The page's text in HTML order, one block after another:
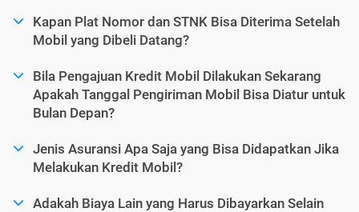
Kapan Plat Nomor dan STNK Bisa Diterima Setelah
Mobil yang Dibeli Datang?
Bila Pengajuan Kredit Mobil Dilakukan Sekarang
Apakah Tanggal Pengiriman Mobil Bisa Diatur untuk
Bulan Depan?
Jenis Asuransi Apa Saja yang Bisa Didapatkan Jika
Melakukan Kredit Mobil?
Adakah Biaya Lain yang Harus Dibayarkan Selain